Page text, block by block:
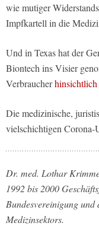
wie mutiger
Impfkartell in die
Und in Texas hat der
Biontech ins Visier
Verbraucher
Die medizinische,
vielschichtigen Corona-
Dr. med. Lothar
1992 bis 2000
Bundesvereinigung und
Medizinsektors.